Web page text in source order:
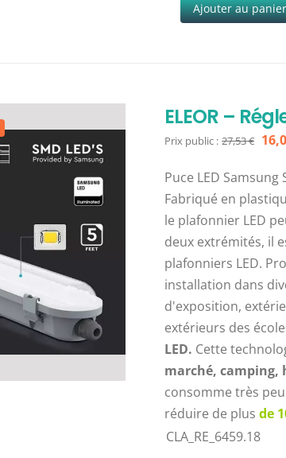
Ajouter au
ELEOR –
Prix public : 27,53€ Le
Puce LED
Fabriqué en
le plafonnier LED
deux extrémités, il
plafonniers LED.
installation dans
d'exposition,
extérieurs des
LED. Cette
marché, camping,
consomme très
réduire de plusde
CLA_RE_6459.18